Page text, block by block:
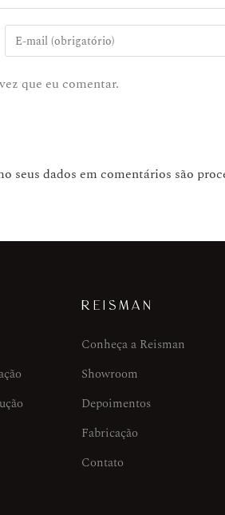
que eu comentar.
seus dados em comentários são
REISMAN
Conheça a Reisman
Showroom
Depoimentos
Fabricação
Contato